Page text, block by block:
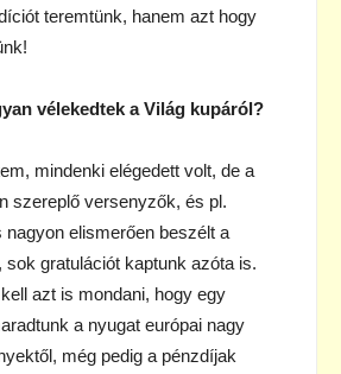
teremtünk, hanem azt hogy
vélekedtek a Világ kupáról?
mindenki elégedett volt, de a
szereplő versenyzők, és pl.
nagyon elismerően beszélt a
sok gratulációt kaptunk azóta is.
azt is mondani, hogy egy
a nyugat európai nagy
még pedig a pénzdíjak